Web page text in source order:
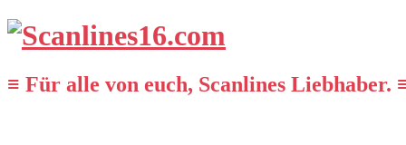
≡ Für alle von euch, Scanlines Liebhaber.